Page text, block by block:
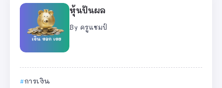
หุ้นปันผล
By ครูแชมป์
การเงิน